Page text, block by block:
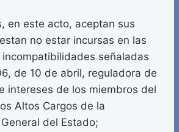
en este acto, aceptan sus
no estar incursas en las
señaladas
de 10 de abril, reguladora de
intereses de los miembros del
Altos Cargos de la
del Estado;